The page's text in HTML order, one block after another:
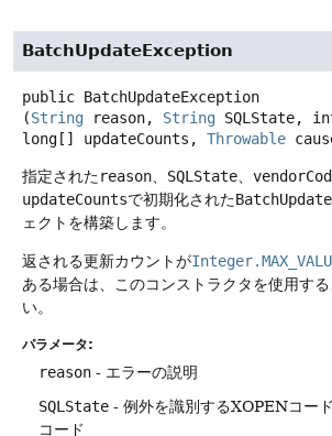
BatchUpdateException
public BatchUpdateException
(String reason, String SQLState,
long[] updateCounts, Throwable
指定されたreason SQLState
updateCountsで初期化された
ェクトを構築します。
返される更新カウントが
ある場合は、このコンストラクタを使用す
い。
パラメータ:
reason - エラーの説明
SQLState - 例外を識別するXOPENコー
コード